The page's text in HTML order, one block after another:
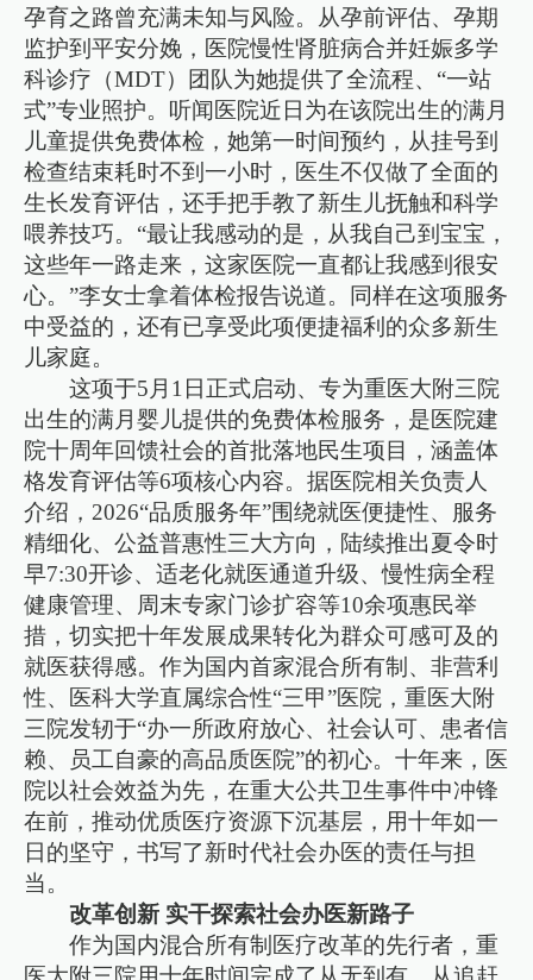
孕育之路曾充满未知与风险。从孕前评估、孕期
监护到平安分娩，医院慢性肾脏病合并妊娠多学
科诊疗（MDT）团队为她提供了全流程、“一站
式”专业照护。听闻医院近日为在该院出生的满月
儿童提供免费体检，她第一时间预约，从挂号到
检查结束耗时不到一小时，医生不仅做了全面的
生长发育评估，还手把手教了新生儿抚触和科学
喂养技巧。“最让我感动的是，从我自己到宝宝，
这些年一路走来，这家医院一直都让我感到很安
心。”李女士拿着体检报告说道。同样在这项服务
中受益的，还有已享受此项便捷福利的众多新生
儿家庭。
这项于5月1日正式启动、专为重医大附三院
出生的满月婴儿提供的免费体检服务，是医院建
院十周年回馈社会的首批落地民生项目，涵盖体
格发育评估等6项核心内容。据医院相关负责人
介绍，2026“品质服务年”围绕就医便捷性、服务
精细化、公益普惠性三大方向，陆续推出夏令时
早7:30开诊、适老化就医通道升级、慢性病全程
健康管理、周末专家门诊扩容等10余项惠民举
措，切实把十年发展成果转化为群众可感可及的
就医获得感。作为国内首家混合所有制、非营利
性、医科大学直属综合性“三甲”医院，重医大附
三院发轫于“办一所政府放心、社会认可、患者信
赖、员工自豪的高品质医院”的初心。十年来，医
院以社会效益为先，在重大公共卫生事件中冲锋
在前，推动优质医疗资源下沉基层，用十年如一
日的坚守，书写了新时代社会办医的责任与担
当。
改革创新 实干探索社会办医新路子
作为国内混合所有制医疗改革的先行者，重